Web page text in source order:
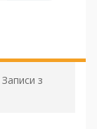
Записи з